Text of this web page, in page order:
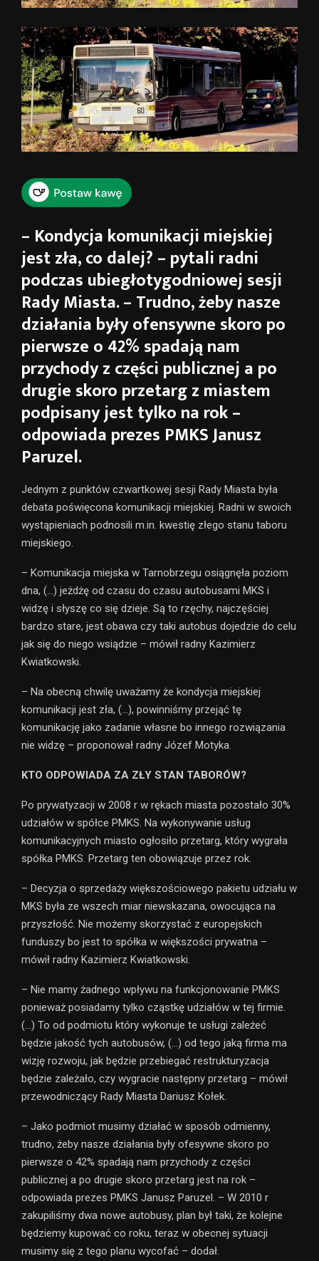
– Kondycja komunikacji miejskiej
jest zła, co dalej? – pytali radni
podczas ubiegłotygodniowej sesji
Rady Miasta. – Trudno, żeby nasze
działania były ofensywne skoro po
pierwsze o 42% spadają nam
przychody z części publicznej a po
drugie skoro przetarg z miastem
podpisany jest tylko na rok –
odpowiada prezes PMKS Janusz
Paruzel.
Jednym z punktów czwartkowej sesji Rady Miasta była
debata poświęcona komunikacji miejskiej. Radni w swoich
wystąpieniach podnosili m.in. kwestię złego stanu taboru
miejskiego.
– Komunikacja miejska w Tarnobrzegu osiągnęła poziom
dna, (…) jeżdżę od czasu do czasu autobusami MKS i
widzę i słyszę co się dzieje. Są to rzęchy, najczęściej
bardzo stare, jest obawa czy taki autobus dojedzie do celu
jak się do niego wsiądzie – mówił radny Kazimierz
Kwiatkowski.
– Na obecną chwilę uważamy że kondycja miejskiej
komunikacji jest zła, (…), powinniśmy przejąć tę
komunikację jako zadanie własne bo innego rozwiązania
nie widzę – proponował radny Józef Motyka.
KTO ODPOWIADA ZA ZŁY STAN TABORÓW?
Po prywatyzacji w 2008 r w rękach miasta pozostało 30%
udziałów w spółce PMKS. Na wykonywanie usług
komunikacyjnych miasto ogłosiło przetarg, który wygrała
spółka PMKS. Przetarg ten obowiązuje przez rok.
– Decyzja o sprzedaży większościowego pakietu udziału w
MKS była ze wszech miar niewskazana, owocująca na
przyszłość. Nie możemy skorzystać z europejskich
funduszy bo jest to spółka w większości prywatna –
mówił radny Kazimierz Kwiatkowski.
– Nie mamy żadnego wpływu na funkcjonowanie PMKS
ponieważ posiadamy tylko cząstkę udziałów w tej firmie.
(…) To od podmiotu który wykonuje te usługi zależeć
będzie jakość tych autobusów, (…) od tego jaką firma ma
wizję rozwoju, jak będzie przebiegać restrukturyzacja
będzie zależało, czy wygracie następny przetarg – mówił
przewodniczący Rady Miasta Dariusz Kołek.
– Jako podmiot musimy działać w sposób odmienny,
trudno, żeby nasze działania były ofesywne skoro po
pierwsze o 42% spadają nam przychody z części
publicznej a po drugie skoro przetarg jest na rok –
odpowiada prezes PMKS Janusz Paruzel. – W 2010 r
zakupiliśmy dwa nowe autobusy, plan był taki, że kolejne
będziemy kupować co roku, teraz w obecnej sytuacji
musimy się z tego planu wycofać – dodał.